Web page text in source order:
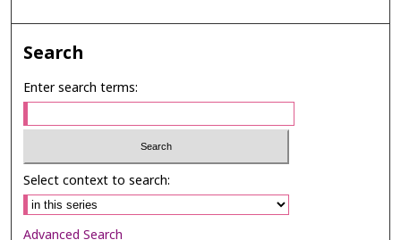
Search
Enter search terms:
Select context to search:
Advanced Search